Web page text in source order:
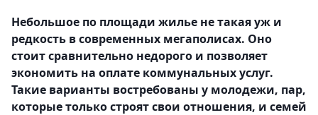
Небольшое по площади жилье не такая уж и
редкость в современных мегаполисах. Оно
стоит сравнительно недорого и позволяет
экономить на оплате коммунальных услуг.
Такие варианты востребованы у молодежи, пар,
которые только строят свои отношения, и семей